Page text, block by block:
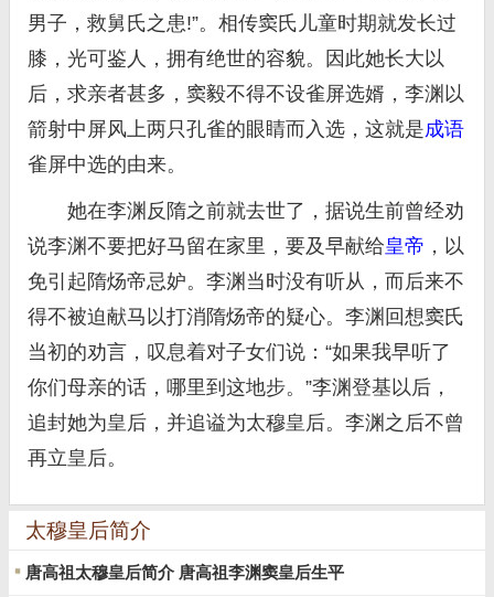
男子，救舅氏之患!”。相传窦氏儿童时期就发长过
膝，光可鉴人，拥有绝世的容貌。因此她长大以
后，求亲者甚多，窦毅不得不设雀屏选婿，李渊以
箭射中屏风上两只孔雀的眼睛而入选，这就是成语
雀屏中选的由来。
她在李渊反隋之前就去世了，据说生前曾经劝
说李渊不要把好马留在家里，要及早献给皇帝 ，以
免引起隋炀帝忌妒。李渊当时没有听从，而后来不
得不被迫献马以打消隋炀帝的疑心。李渊回想窦氏
当初的劝言，叹息着对子女们说：“如果我早听了
你们母亲的话，哪里到这地步。”李渊登基以后，
追封她为皇后，并追谥为太穆皇后。李渊之后不曾
再立皇后。
太穆皇后简介
唐高祖太穆皇后简介 唐高祖李渊窦皇后生平